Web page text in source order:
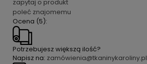
zapytaj o produkt
poleć znajomemu
Ocena (5):
Potrzebujesz większą ilość?
Napisz na: zamówienia@tkaninykaroliny.pl